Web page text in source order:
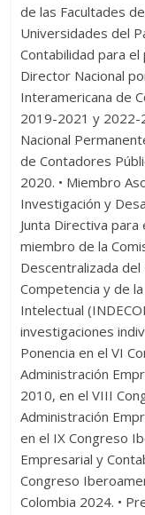
de las Facultades
Universidades del
Contabilidad para
Director Nacional
Interamericana de
2019-2021 y 2022-
Nacional
de Contadores
2020. • Miembro
Investigación y
Junta Directiva
miembro de la
Descentralizada
Competencia y de
Intelectual
investigaciones
Ponencia en el VI
Administración
2010, en el VIII
Administración
en el IX Congreso
Empresarial y
Congreso
Colombia 2024. •